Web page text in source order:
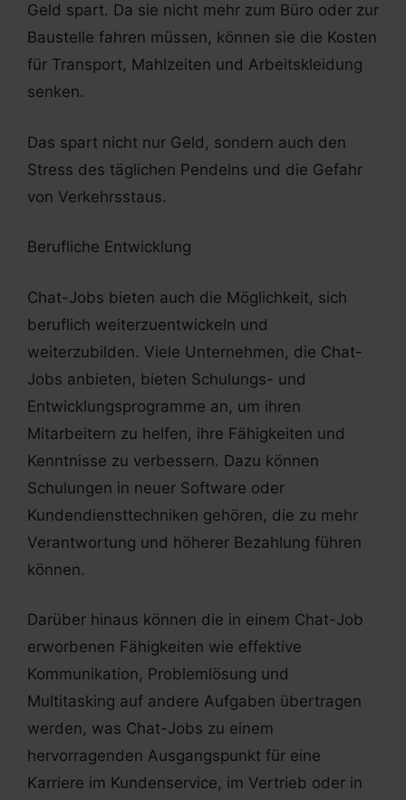
Geld spart. Da sie nicht mehr zum Büro oder zur
Baustelle fahren müssen, können sie die Kosten
für Transport, Mahlzeiten und Arbeitskleidung
senken.
Das spart nicht nur Geld, sondern auch den
Stress des täglichen Pendelns und die Gefahr
von Verkehrsstaus.
Berufliche Entwicklung
Chat-Jobs bieten auch die Möglichkeit, sich
beruflich weiterzuentwickeln und
weiterzubilden. Viele Unternehmen, die Chat-
Jobs anbieten, bieten Schulungs- und
Entwicklungsprogramme an, um ihren
Mitarbeitern zu helfen, ihre Fähigkeiten und
Kenntnisse zu verbessern. Dazu können
Schulungen in neuer Software oder
Kundendiensttechniken gehören, die zu mehr
Verantwortung und höherer Bezahlung führen
können.
Darüber hinaus können die in einem Chat-Job
erworbenen Fähigkeiten wie effektive
Kommunikation, Problemlösung und
Multitasking auf andere Aufgaben übertragen
werden, was Chat-Jobs zu einem
hervorragenden Ausgangspunkt für eine
Karriere im Kundenservice, im Vertrieb oder in